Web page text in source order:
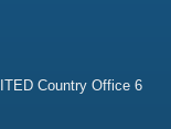
Country Office 6